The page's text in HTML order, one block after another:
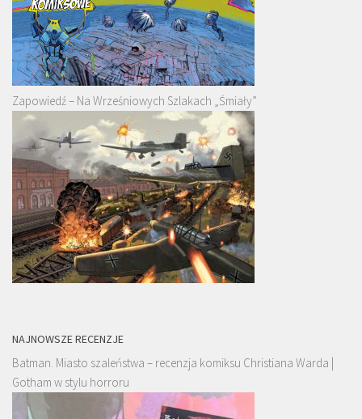
Zapowiedź – Na Wrześniowych Szlakach „Śmiały”
NAJNOWSZE RECENZJE
Batman. Miasto szaleństwa – recenzja komiksu Christiana Warda |
Gotham w stylu horroru